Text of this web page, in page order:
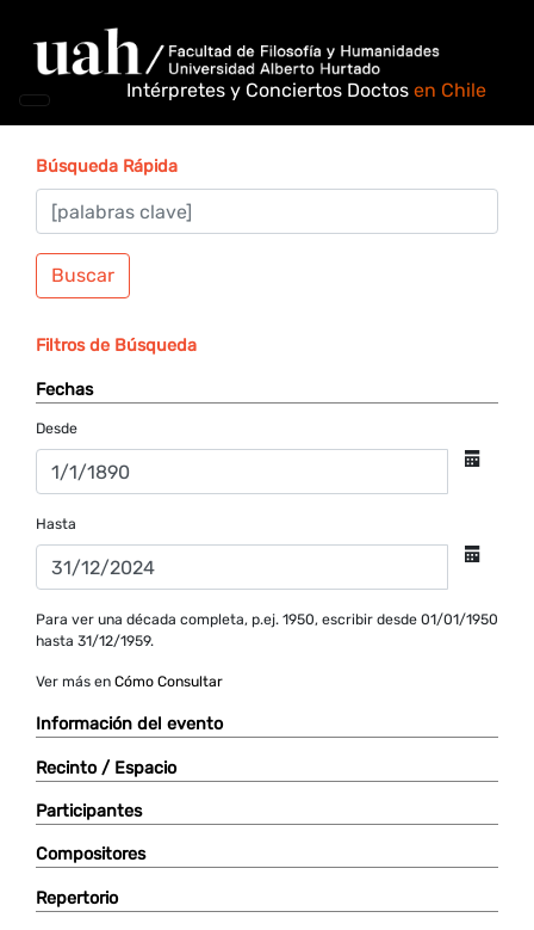
Intérpretes y Conciertos Doctos en Chile
Búsqueda Rápida
Buscar
Filtros de Búsqueda
Fechas
Desde
Hasta
Para ver una década completa, p.ej. 1950, escribir desde 01/01/1950
hasta 31/12/1959.
Ver más en Cómo Consultar
Información del evento
Recinto / Espacio
Participantes
Compositores
Repertorio